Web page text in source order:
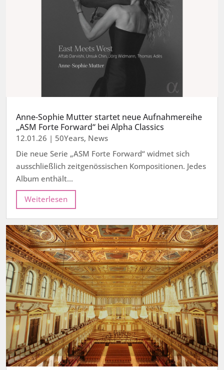
Anne-Sophie Mutter startet neue Aufnahmereihe
„ASM Forte Forward“ bei Alpha Classics
12.01.26 | 50Years, News
Die neue Serie „ASM Forte Forward“ widmet sich
ausschließlich zeitgenössischen Kompositionen. Jedes
Album enthält...
Weiterlesen